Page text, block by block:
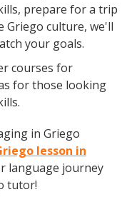
prepare for a trip
Griego culture, we'll
your goals.
courses for
for those looking
in Griego
lesson in
language journey
tutor!